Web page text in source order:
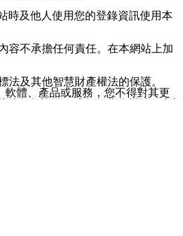
時及他人使用您的登錄資訊使用本
容不承擔任何責任。在本網站上加
及其他智慧財產權法的保護。
體、產品或服務，您不得對其更